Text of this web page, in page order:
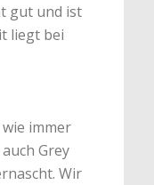
gut und ist
liegt bei
immer
Grey
Wir